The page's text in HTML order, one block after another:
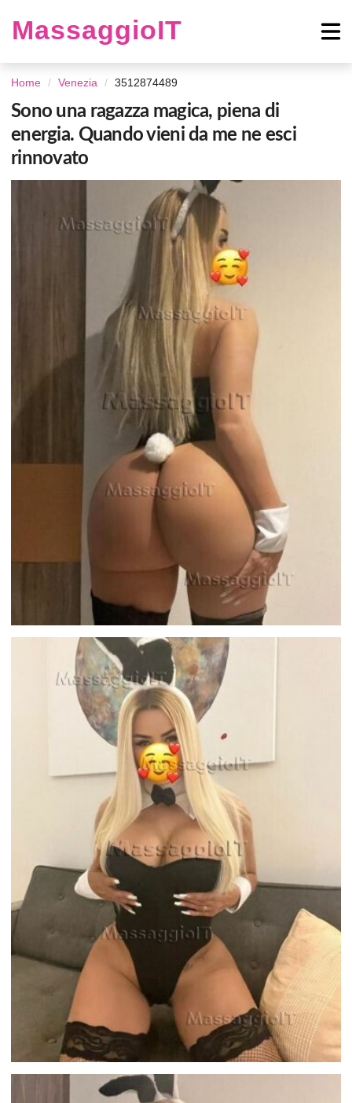
MassaggioIT
Home Venezia 3512874489
Sono una ragazza magica, piena di
energia. Quando vieni da me ne esci
rinnovato